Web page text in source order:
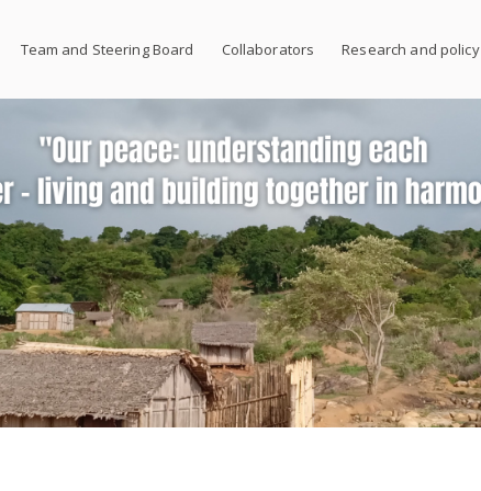
Team and Steering Board Collaborators Research and policy